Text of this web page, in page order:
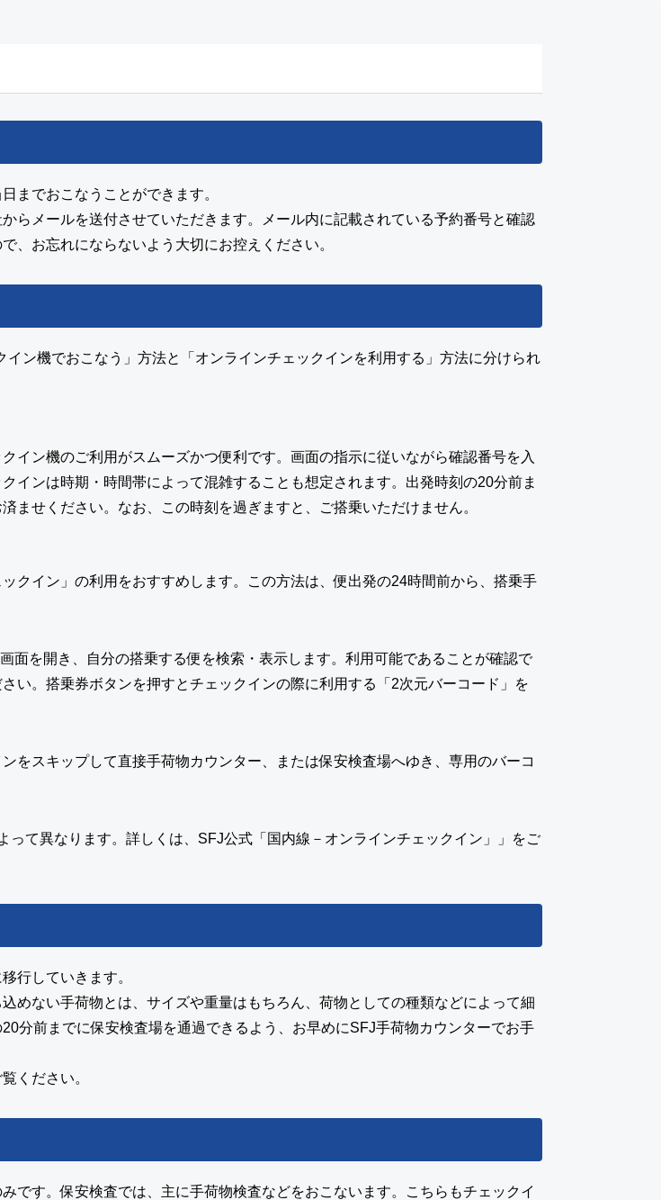
までおこなうことができます。
らメールを送付させていただきます。メール内に記載されている予約番号と確認
、お忘れにならないよう大切にお控えください。
ン機でおこなう」方法と「オンラインチェックインを利用する」方法に分けられ
イン機のご利用がスムーズかつ便利です。画面の指示に従いながら確認番号を入
インは時期・時間帯によって混雑することも想定されます。出発時刻の20分前ま
ませください。なお、この時刻を過ぎますと、ご搭乗いただけません。
クイン」の利用をおすすめします。この方法は、便出発の24時間前から、搭乗手
面を開き、自分の搭乗する便を検索・表示します。利用可能であることが確認で
い。搭乗券ボタンを押すとチェックインの際に利用する「2次元バーコード」を
をスキップして直接手荷物カウンター、または保安検査場へゆき、専用のバーコ
て異なります。詳しくは、SFJ公式「国内線－オンラインチェックイン」」をご
行していきます。
めない手荷物とは、サイズや重量はもちろん、荷物としての種類などによって細
分前までに保安検査場を通過できるよう、お早めにSFJ手荷物カウンターでお手
覧ください。
です。保安検査では、主に手荷物検査などをおこないます。こちらもチェックイ